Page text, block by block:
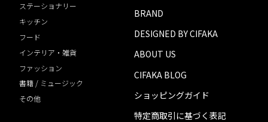
ステーショナリー
キッチン
フード
インテリア・雑貨
ファッション
書籍 / ミュージック
その他
BRAND
DESIGNED BY CIFAKA
ABOUT US
CIFAKA BLOG
ショッピングガイド
特定商取引に基づく表記